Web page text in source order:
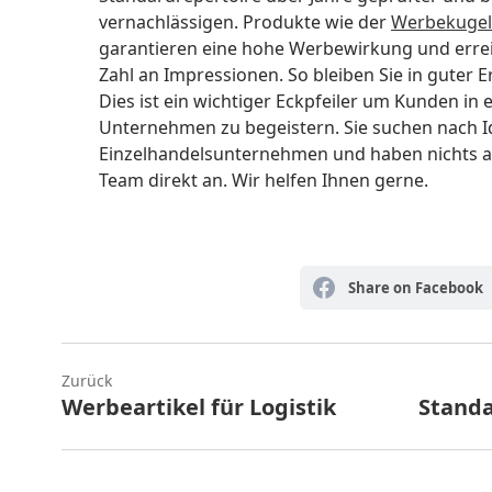
vernachlässigen. Produkte wie der
garantieren eine hohe Werbewirkung und
Zahl an Impressionen. So bleiben Sie in
Dies ist ein wichtiger Eckpfeiler um Kunden
Unternehmen zu begeistern. Sie suchen
Einzelhandelsunternehmen und haben nichts
Team direkt an. Wir helfen Ihnen gerne.
Share on Facebook
Zurück
Werbeartikel für Logistik